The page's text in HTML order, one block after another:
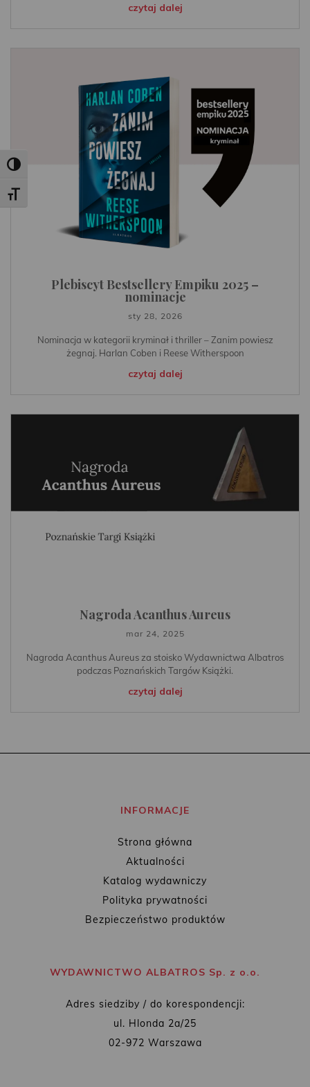
Toggle High Contrast
Toggle Font size
czytaj dalej
Plebiscyt Bestsellery Empiku 2025 –
nominacje
sty 28, 2026
Nominacja w kategorii kryminał i thriller – Zanim powiesz
żegnaj. Harlan Coben i Reese Witherspoon
czytaj dalej
Nagroda Acanthus Aureus
mar 24, 2025
Nagroda Acanthus Aureus za stoisko Wydawnictwa Albatros
podczas Poznańskich Targów Książki.
czytaj dalej
INFORMACJE
Strona główna
Aktualności
Katalog wydawniczy
Polityka prywatności
Bezpieczeństwo produktów
WYDAWNICTWO ALBATROS Sp. z o.o.
Adres siedziby / do korespondencji:
ul. Hlonda 2a/25
02-972 Warszawa